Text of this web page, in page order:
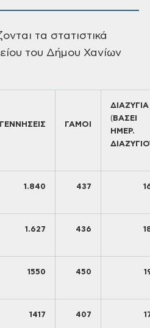
τα στατιστικά
του Δήμου Χανίων
ΓΕΝΝΗΣΕΙΣ ΓΑΜΟΙ
ΔΙΑΖΥΓΙΑ
( ΒΑΣΕΙ
ΗΜΕΡ.
1.840 437
1.627 436
1550 450
1417 407